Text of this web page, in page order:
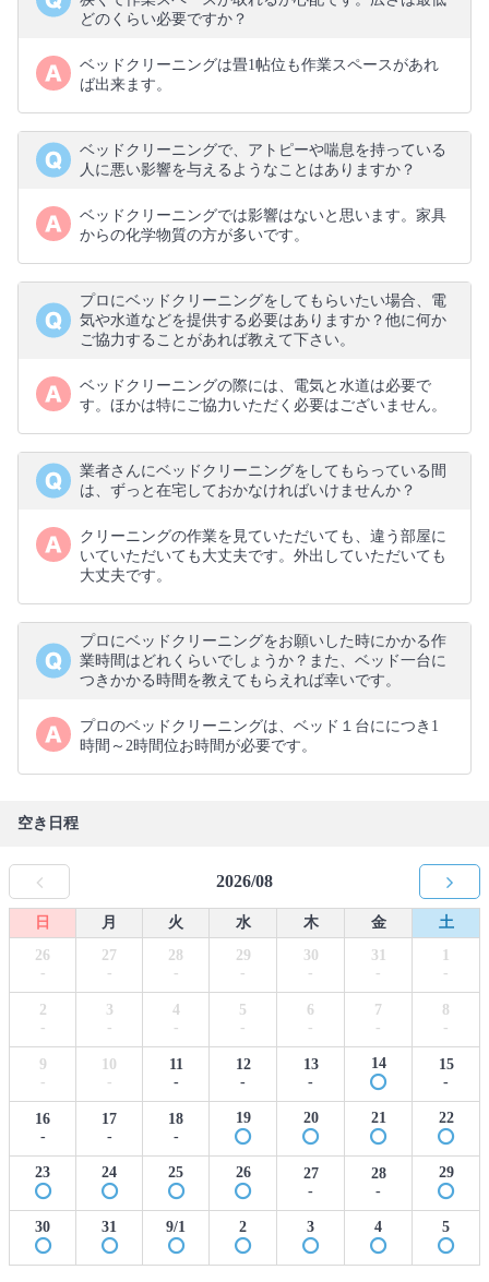
どのくらい必要ですか？
ベッドクリーニングは畳1帖位も作業スペースがあれ
ば出来ます。
ベッドクリーニングで、アトピーや喘息を持っている
人に悪い影響を与えるようなことはありますか？
ベッドクリーニングでは影響はないと思います。家具
からの化学物質の方が多いです。
プロにベッドクリーニングをしてもらいたい場合、電
気や水道などを提供する必要はありますか？他に何か
ご協力することがあれば教えて下さい。
ベッドクリーニングの際には、電気と水道は必要で
す。ほかは特にご協力いただく必要はございません。
業者さんにベッドクリーニングをしてもらっている間
は、ずっと在宅しておかなければいけませんか？
クリーニングの作業を見ていただいても、違う部屋に
いていただいても大丈夫です。外出していただいても
大丈夫です。
プロにベッドクリーニングをお願いした時にかかる作
業時間はどれくらいでしょうか？また、ベッド一台に
つきかかる時間を教えてもらえれば幸いです。
プロのベッドクリーニングは、ベッド１台ににつき1
時間～2時間位お時間が必要です。
空き日程
2026/08
日 月 火 水 木 金
土
26
-
27
-
28
-
29
-
30
-
31
-
1
-
2
-
3
-
4
-
5
-
6
-
7
-
8
-
9
-
10
-
11
-
12
-
13
-
14
15
-
16
-
17
-
18
-
19 20 21 22
23 24 25 26
27
-
28
-
29
30 31 9/1 2 3 4 5